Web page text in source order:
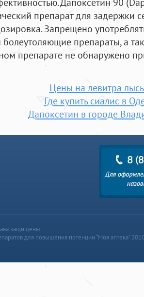
препарат для задержки
Запрещено
препараты, а
препарате не обнаружено
Цены на левитра
Где купить сиалис в
Дапоксетин в городе
защищены
для повышения потенции “Моя аптека”